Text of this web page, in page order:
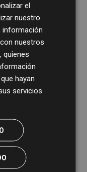
de la
de la provincia
de Salamanca
el
nuestro
información
nuestros
quienes
hayan
servicios.